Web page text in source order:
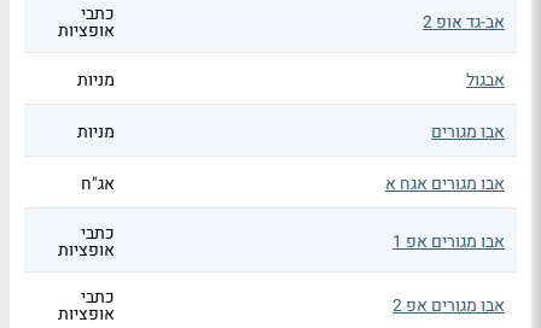
אב-גד אופ 2 כתבי
אופציות
אבגול
מניות
אבו מגורים מניות
אבו מגורים אגח א אג"ח
אבו מגורים אפ 1 כתבי
אופציות
אבו מגורים אפ 2 כתבי
אופציות